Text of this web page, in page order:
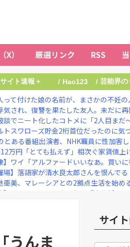
） 厳選リンク RSS
イト速報＋ / Hao123 / 芸能界の
って付けた娘の名前が、まさかの不妊
気され、復讐を果たした友人。未だに
談でニート化したコトメに「2人目まだ
トスワローズ貯金2桁首位だったのに気
とある番組出演者、NHK職員に性加害
万円「とても払えず」相次ぐ家賃値上
】ワイ「アルファードいいなあ。買い
場】落語家が清水良太郎さんを恨んで
亜美、マレーシアとの2拠点生活を始め
】オートレーサー森且行、『大復活』キ
奈と日本代表・板倉滉が授かり婚、か
うんま
サイ